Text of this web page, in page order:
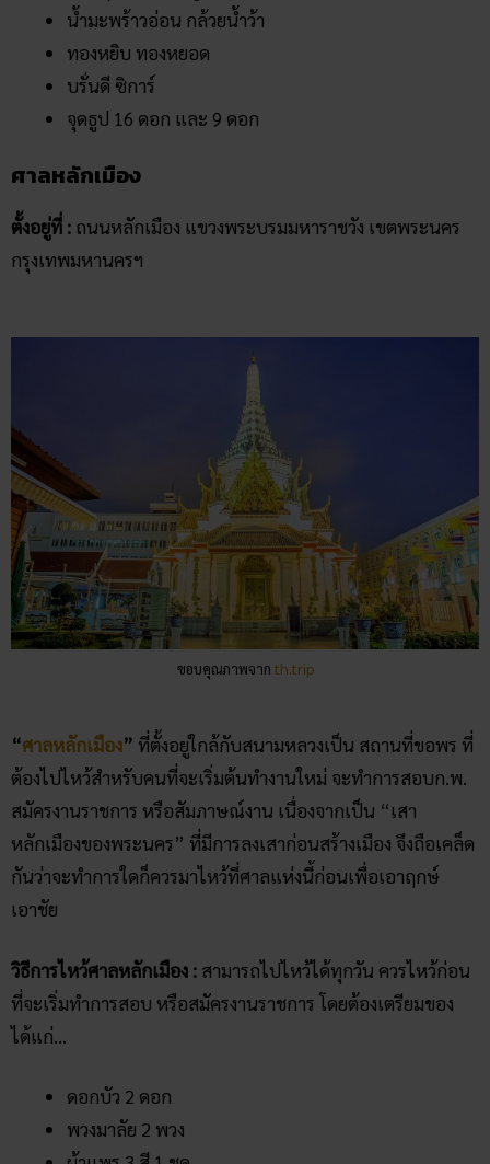
น้ำมะพร้าวอ่อน กล้วยน้ำว้า
ทองหยิบ ทองหยอด
บรั่นดี ซิการ์
จุดธูป 16 ดอก และ 9 ดอก
ศาลหลักเมือง
ตั้งอยู่ที่ : ถนนหลักเมือง แขวงพระบรมมหาราชวัง เขตพระนคร
กรุงเทพมหานครฯ
ขอบคุณภาพจาก th.trip
“ศาลหลักเมือง” ที่ตั้งอยู่ใกล้กับสนามหลวงเป็น สถานที่ขอพร ที่
ต้องไปไหว้สำหรับคนที่จะเริ่มต้นทำงานใหม่ จะทำการสอบก.พ.
สมัครงานราชการ หรือสัมภาษณ์งาน เนื่องจากเป็น “เสา
หลักเมืองของพระนคร” ที่มีการลงเสาก่อนสร้างเมือง จึงถือเคล็ด
กันว่าจะทำการใดก็ควรมาไหว้ที่ศาลแห่งนี้ก่อนเพื่อเอาฤกษ์
เอาชัย
วิธีการไหว้ศาลหลักเมือง : สามารถไปไหว้ได้ทุกวัน ควรไหว้ก่อน
ที่จะเริ่มทำการสอบ หรือสมัครงานราชการ โดยต้องเตรียมของ
ได้แก่…
ดอกบัว 2 ดอก
พวงมาลัย 2 พวง